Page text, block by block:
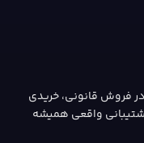
فروش قانونی، خریدی
واقعی همیشه